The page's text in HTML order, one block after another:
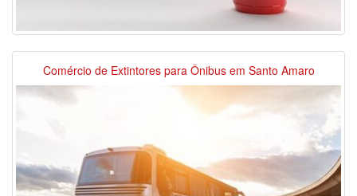
Comércio de Extintores para Ônibus em Santo Amaro